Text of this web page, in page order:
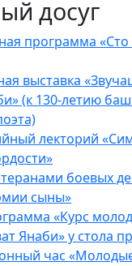
досуг
программа «Сто
выставка
(к 130-летию
лекторий
боевых
сыны»
«Курс
Янаби» у стола
час «Молодые